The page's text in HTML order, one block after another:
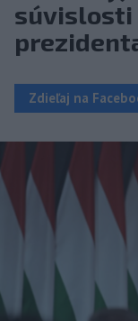
súvislosti
Zdieľaj na